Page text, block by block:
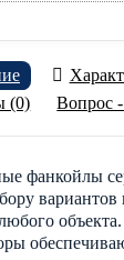
(0)
Вопрос
фанкойлы